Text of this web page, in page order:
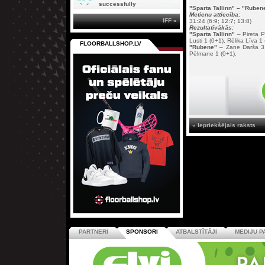
"Sparta Tallinn" –
Metienu attiecība:
31:24 (6:9; 12:7; 13:8)
Rezultatīvākās:
"Sparta Tallinn" – Pireta
Lusti 1 (0+1), Rēlika Līva 1
"Rubene"– Zane Darša
Pēlmane 1 (0+1).
« Iepriekšējais raksts
successfully
IFF »
FLOORBALLSHOP.LV
PARTNERI SPONSORI ATBALSTĪTĀJI MEDIJU